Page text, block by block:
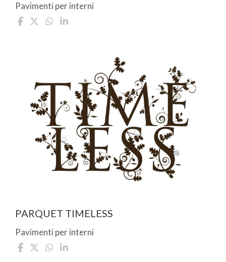
Pavimenti per interni
PARQUET TIMELESS
Pavimenti per interni